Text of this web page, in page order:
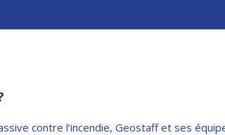
contre l’incendie, Geostaff et ses